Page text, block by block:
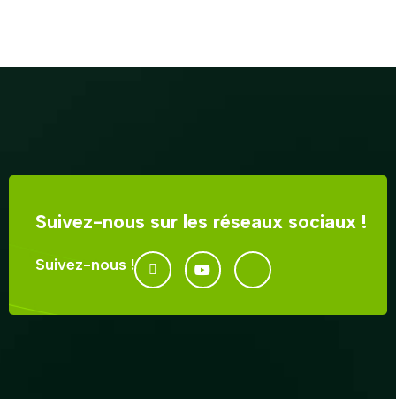
Suivez-nous sur les réseaux sociaux !
Suivez-nous !